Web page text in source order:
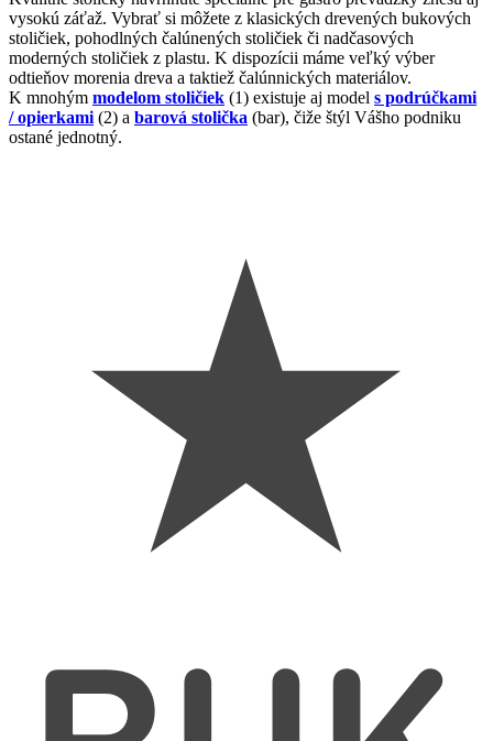
vysokú záťaž. Vybrať si môžete z klasických drevených bukových
stoličiek, pohodlných čalúnených stoličiek či nadčasových
moderných stoličiek z plastu. K dispozícii máme veľký výber
odtieňov morenia dreva a taktiež čalúnnických materiálov.
K mnohým modelom stoličiek (1) existuje aj model s podrúčkami
/ opierkami (2) a barová stolička (bar), čiže štýl Vášho podniku
ostané jednotný.